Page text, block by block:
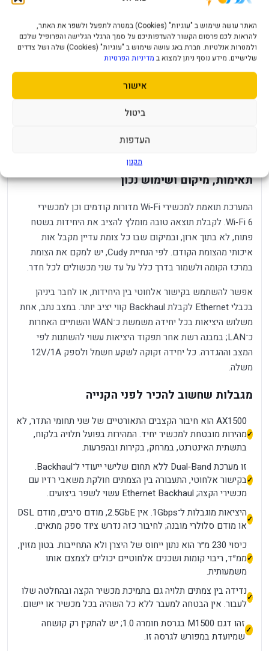
האתר עושה שימוש ב "עוגיות" (Cookies) במטרה לתפעל ולשפר את האתר,
להראות לכם פרסום הקשור להעדפותיכם על סמך הרגלי הגלישה והפרופיל שלכם
ולמטרות אנלטיות. חברת באג עושה שימוש ב "עוגיות" (Cookies) שלה ושל צדדים
שלישיים. מידע נוסף ניתן למצוא ב מדיניות הפרטיות
אישור
ביטול
העדפות
תקנון
אחד:
תואם לעבור לנקודת הקליטה המתאימה בזמן תנועה
בבית.
חיבור קווי
בכל צומת:
בכל יחידה שלוש יציאות Gigabit, לשילוב מחשב,
טלוויזיה, קונסולה או חיבור Ethernet Backhaul.
Wi‑Fi 6
תמיכה ב־1024‑QAM, רוחב ערוץ עד 80MHz, שתי
זרימות מרחביות בכל תחום ו־WPA3.
תאימות, מיקום ושימוש נכון
המערכת תואמת למכשירי Wi‑Fi מדורות קודמים וכן למכשירי
Wi‑Fi 6. לקבלת תוצאה טובה מומלץ להציב את היחידות בשטח
פתוח, לא בתוך ארון, ובמיקום שבו כל צומת עדיין מקבל אות
איכותי מהצומת הקודם. לפי הנחיית Cudy, יש למקם את הצומת
במרכז הקומה ולשמור בדרך כלל על עד שני מכשולים לכל חדר.
אפשר להשתמש בקישור אלחוטי בין היחידות, או לחבר ביניהן
בכבלי Ethernet לקבלת Backhaul קווי יציב יותר. במצב נתב, אחת
משלוש היציאות בכל יחידה משמשת כ־WAN והשתיים האחרות
כ־LAN; במבנה רשת אחר תפקוד היציאות עשוי להשתנות לפי
המצב וההגדרה. כל יחידה זקוקה לשקע חשמל ולספק 12V/1A
משלה.
מגבלות שחשוב להכיר לפני הקנייה
AX1500 הוא חיבור הקצבים התאורטיים של שני תחומי התדר, לא
מהירות מובטחת למכשיר יחיד. המהירות בפועל תלויה בלקוח,
בתשתית האינטרנט, במרחק, בקירות ובהפרעות.
זו מערכת Dual‑Band ללא תחום שלישי ייעודי ל־Backhaul.
בקישור אלחוטי, התעבורה בין הצמתים חולקת משאבי רדיו עם
מכשירי הקצה; Ethernet Backhaul עשוי לשפר ביצועים.
היציאות מוגבלות ל־1Gbps. אין 2.5GbE, מודם סיבים, מודם DSL
או מודם סלולרי מובנה; לחיבור כזה נדרש ציוד ספק מתאים.
כיסוי 230 מ״ר הוא נתון ייחוס של היצרן ולא התחייבות. בטון מזוין,
ממ״ד, ריבוי קומות ושכנים אלחוטיים יכולים לצמצם אותו
משמעותית.
נדידה בין צמתים תלויה גם בתמיכת מכשיר הקצה ובהחלטה שלו
לעבור. אין הבטחה למעבר ללא כל השהיה בכל מכשיר או יישום.
זהו דגם M1500 בגרסת חומרה 1.0; יש להתקין רק קושחה
שמיועדת במפורש לגרסה זו.